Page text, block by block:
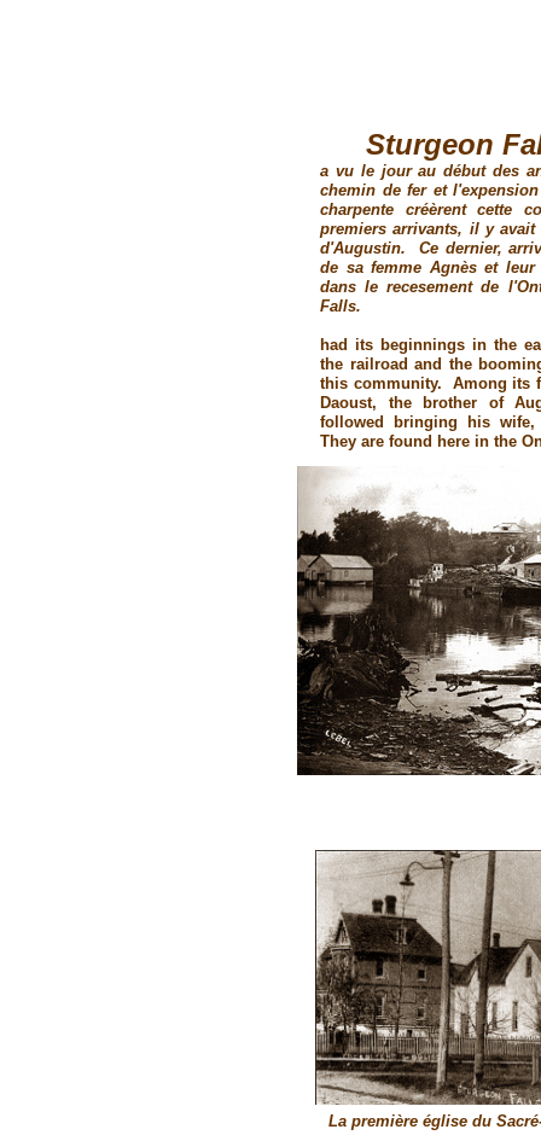
Sturgeon
a vu le jour au début des
chemin de fer et
charpente créèrent cette
premiers arrivants, il y avait
d'Augustin. Ce dernier,
de sa femme Agnès et
dans le recesement de
Falls.
had its beginnings in the
the railroad and the
this community. Among its
Daoust, the brother of
followed bringing his
They are found here in the
La première église du